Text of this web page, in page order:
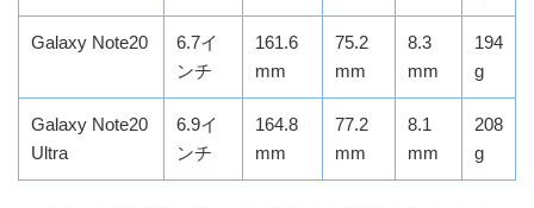
Galaxy Note20
6.7イ
ンチ
161.6
mm
75.2
mm
8.3
mm
194
g
Galaxy Note20
Ultra
6.9イ
ンチ
164.8
mm
77.2
mm
8.1
mm
208
g